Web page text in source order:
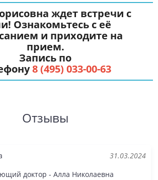
ждет встречи с
Ознакомьтесь с её
и приходите на
прием.
Запись по
8 (495) 033-00-63
Отзывы
31.03.2024
доктор - Алла Николаевна